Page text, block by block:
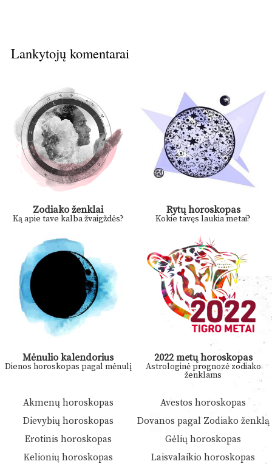
Lankytojų komentarai
Zodiako ženklai
Ką apie tave kalba žvaigždės?
Rytų horoskopas
Kokie tavęs laukia metai?
Mėnulio kalendorius
Dienos horoskopas pagal mėnulį
2022 metų horoskopas
Astrologinė prognozė zodiako
ženklams
Akmenų horoskopas
Avestos horoskopas
Dievybių horoskopas
Dovanos pagal Zodiako ženklą
Erotinis horoskopas
Gėlių horoskopas
Kelionių horoskopas
Laisvalaikio horoskopas